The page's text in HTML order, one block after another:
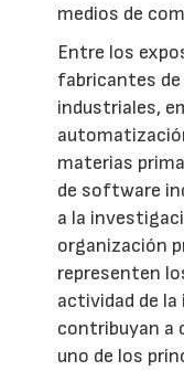
medios de
Entre los
fabricantes de
industriales,
materias
de software
a la
organización
representen
actividad de
contribuyan a
uno de los